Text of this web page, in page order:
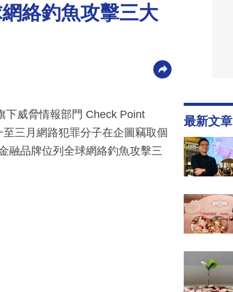
絡釣魚攻擊三大
下威脅情報部門 Check Point
三月網路犯罪分子在企圖竊取個
融品牌位列全球網絡釣魚攻擊三
最新文章